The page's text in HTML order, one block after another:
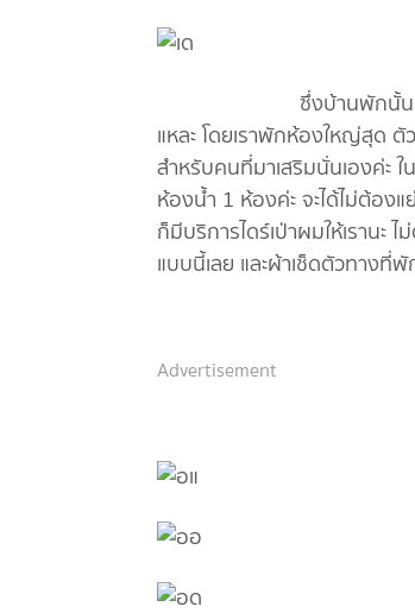
ซึ่งบ้านพักนั้นบอกได้เลย
แหละ โดยเราพักห้องใหญ่สุด ตั
สำหรับคนที่มาเสริมนั่นเองค่ะ
ห้องน้ำ 1 ห้องค่ะ จะได้ไม่ต้อง
ก็มีบริการไดร์เป่าผมให้เรานะ
แบบนี้เลย และผ้าเช็ดตัวทางที่พั
Advertisement